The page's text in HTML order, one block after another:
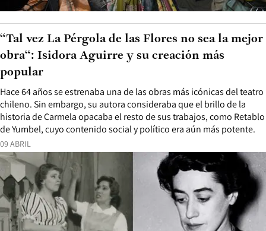
09 ABRIL
Hace 64 años se estrenaba una de las obras más icónicas del teatro
chileno. Sin embargo, su autora consideraba que el brillo de la
historia de Carmela opacaba el resto de sus trabajos, como Retablo
de Yumbel, cuyo contenido social y político era aún más potente.
“Tal vez La Pérgola de las Flores no sea la mejor
obra“: Isidora Aguirre y su creación más
popular